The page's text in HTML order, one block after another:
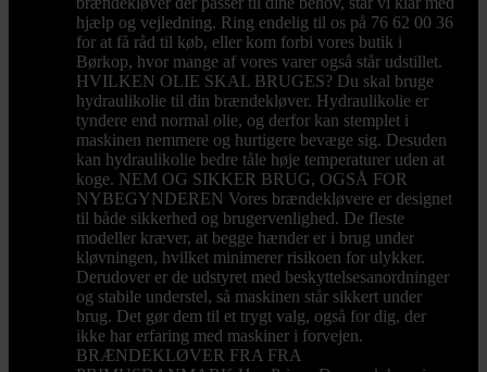
hjælp og vejledning. Ring endelig til os på 76 62 00 36
for at få råd til køb, eller kom forbi vores butik i
Børkop, hvor mange af vores varer også står udstillet.
HVILKEN OLIE SKAL BRUGES? Du skal bruge
hydraulikolie til din brændekløver. Hydraulikolie er
tyndere end normal olie, og derfor kan stemplet i
maskinen nemmere og hurtigere bevæge sig. Desuden
kan hydraulikolie bedre tåle høje temperaturer uden at
koge. NEM OG SIKKER BRUG, OGSÅ FOR
NYBEGYNDEREN Vores brændekløvere er designet
til både sikkerhed og brugervenlighed. De fleste
modeller kræver, at begge hænder er i brug under
kløvningen, hvilket minimerer risikoen for ulykker.
Derudover er de udstyret med beskyttelsesanordninger
og stabile understel, så maskinen står sikkert under
brug. Det gør dem til et trygt valg, også for dig, der
ikke har erfaring med maskiner i forvejen.
BRÆNDEKLØVER FRA FRA